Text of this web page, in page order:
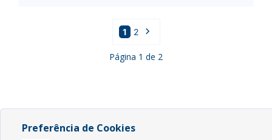
1 2
Página 1 de 2
Preferência de Cookies